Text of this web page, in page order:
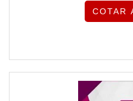
COTAR